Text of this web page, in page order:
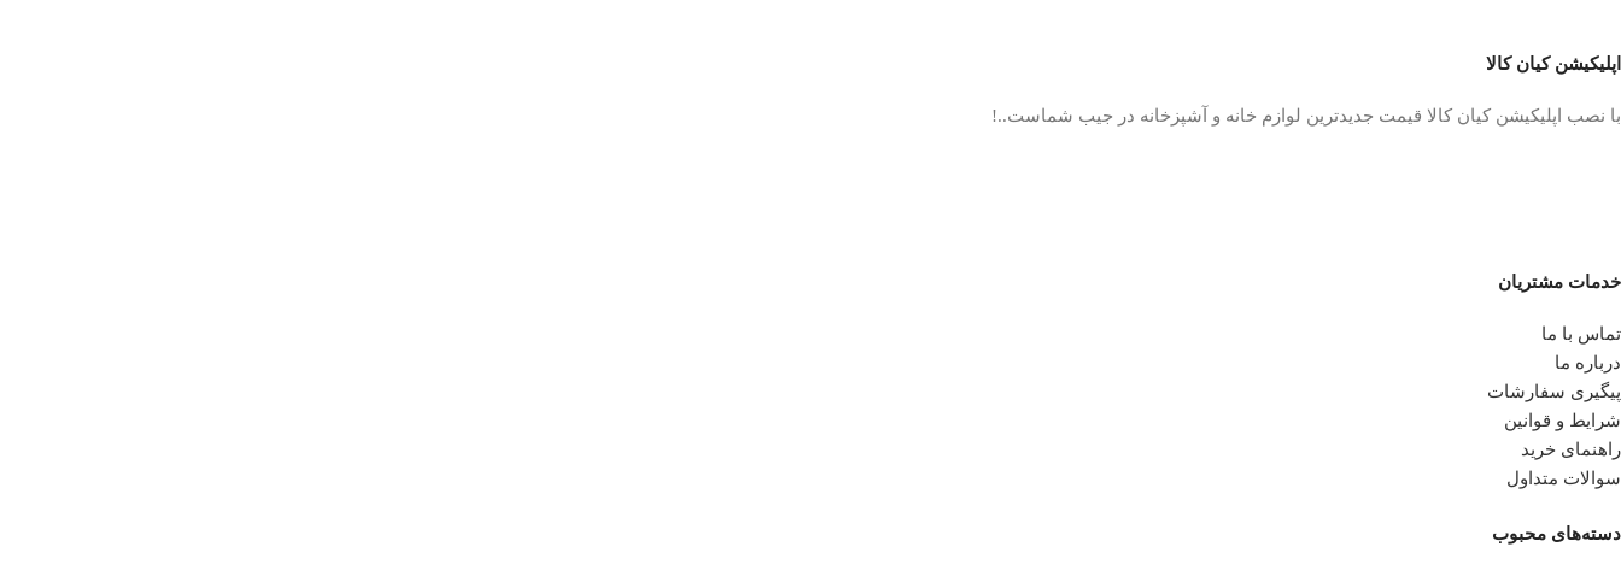
اپلیکیشن کیان کالا
با نصب اپلیکیشن کیان کالا قیمت جدیدترین لوازم خانه و آشپزخانه در جیب شماست..!
خدمات مشتریان
تماس با ما
درباره ما
پیگیری سفارشات
شرایط و قوانین
راهنمای خرید
سوالات متداول
دسته‌های محبوب